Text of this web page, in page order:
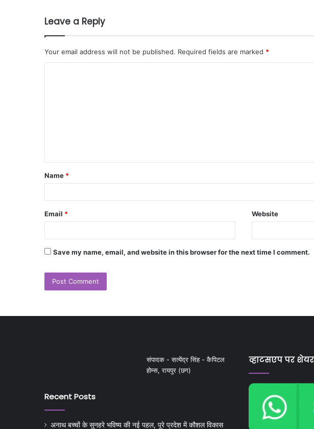
Leave a Reply
Your email address will not be published. Required fields are marked *
Name *
Email * Website
Save my name, email, and website in this browser for the next time I comment.
संपादक - सत्येंद्र सिंह - कैपिटल
होम्स, रायपुर (छग)
Recent Posts
अनाथ बच्चों के सुनहरे भविष्य की नई पहल, पूरे प्रदेश में कौशल विकास
व्हाटसएप पर